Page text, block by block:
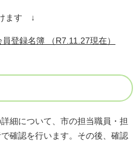
ます ↓
登録名簿 （R7.11.27現在）
細について、市の担当職員・担
確認を行います。その後、確認